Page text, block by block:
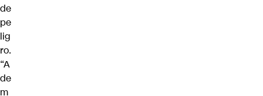
de
pe
lig
ro.
“A
de
m